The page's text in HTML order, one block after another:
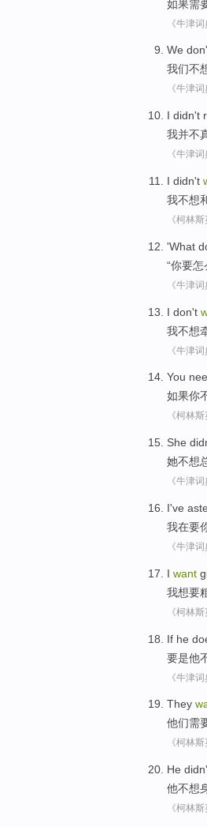
如果需
《牛津词
We
我们不
《牛津词
I didn't
我并不
《牛津词
I didn't
我不想
《柯林
'What
“你要怎
《牛津词
I don't
我不想
《牛津词
You
如果你
《柯林
She
她不想
《牛津词
I've
我在要
《牛津词
I want
我想要
《柯林
If he
要是他
《牛津词
They
他们需
《柯林
He
他不想
《柯林